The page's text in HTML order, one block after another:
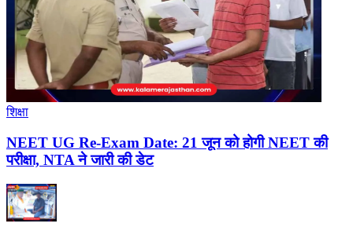
शिक्षा
NEET UG Re-Exam Date: 21 जून को होगी NEET की
परीक्षा, NTA ने जारी की डेट